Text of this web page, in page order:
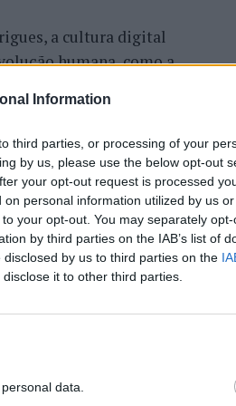
Information
third parties, or processing of your
by us, please use the below opt-out
your opt-out request is processed
personal information utilized by us
your opt-out. You may separately
by third parties on the IAB’s list of
by us to third parties on the
it to other third parties.
data.
a cultura digital
humana, como a
antes que qualquer
de escassez de
e mudanças
ao córtex pré-
continuamente o sistema
na memória e
pode elevar os níveis de